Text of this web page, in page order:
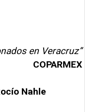
en Veracruz”
COPARMEX
Nahle